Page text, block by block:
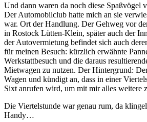
Und dann waren da noch diese Spaßvögel
Der Automobilclub hatte mich an sie
war. Ort der Handlung. Der Gehweg vor
in Rostock Lütten-Klein, später auch der
der Autovermietung befindet sich auch
für meinen Besuch: kürzlich erwähnte
Werkstattbesuch und die daraus
Mietwagen zu nutzen. Der Hintergrund:
Wagen und kündigt an, dass in einer
Sixt anrufen wird, um mit mir alles weitere
Die Viertelstunde war genau rum, da
Handy…